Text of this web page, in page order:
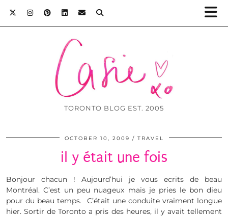
TORONTO BLOG EST. 2005
OCTOBER 10, 2009 TRAVEL
il y était une fois
Bonjour chacun ! Aujourd’hui je vous ecrits de beau
Montréal. C’est un peu nuageux mais je pries le bon dieu
pour du beau temps. C’était une conduite vraiment longue
hier. Sortir de Toronto a pris des heures, il y avait tellement